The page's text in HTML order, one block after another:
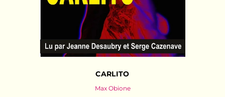
CARLITO
Max Obione